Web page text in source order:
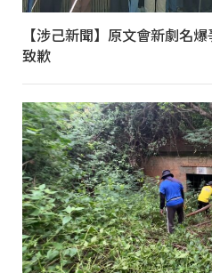
【涉己新聞】原文會新劇名
致歉